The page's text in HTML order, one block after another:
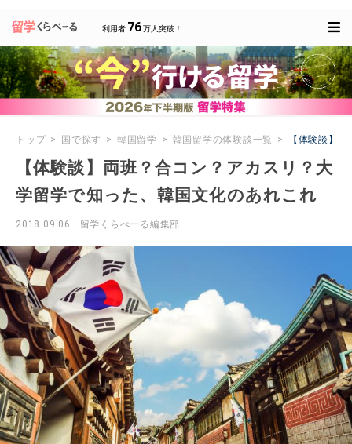
利用者 76万人突破！
トップ 国で探す 韓国留学 韓国留学の体験談一覧 【体験談】
【体験談】両班？合コン？アカスリ？大
学留学で知った、韓国文化のあれこれ
2018.09.06 留学くらべーる編集部